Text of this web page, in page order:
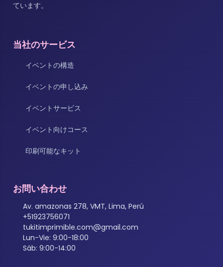
ています。
当社のサービス
イベントの構造
イベントの申し込み
イベントサービス
イベント向けコース
印刷可能なキット
お問い合わせ
Av. amazonas 278, VMT, Lima, Perú
+51923756071
tukitimprimible.com@gmail.com
Lun-Vie: 9:00-18:00
Sáb: 9:00-14:00